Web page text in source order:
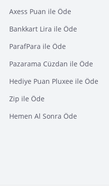
Axess Puan ile Öde
Bankkart Lira ile Öde
ParafPara ile Öde
Pazarama Cüzdan ile Öde
Hediye Puan Pluxee ile Öde
Zip ile Öde
Hemen Al Sonra Öde